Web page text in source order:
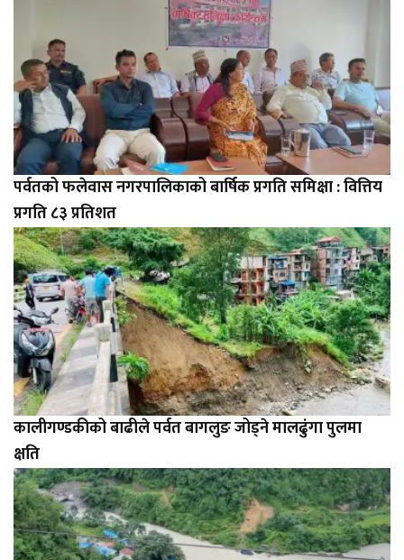
पर्वतको फलेवास नगरपालिकाको बार्षिक प्रगति समिक्षा : वित्तिय
प्रगति ८३ प्रतिशत
कालीगण्डकीको बाढीले पर्वत बागलुङ जोड्ने मालढुंगा पुलमा
क्षति